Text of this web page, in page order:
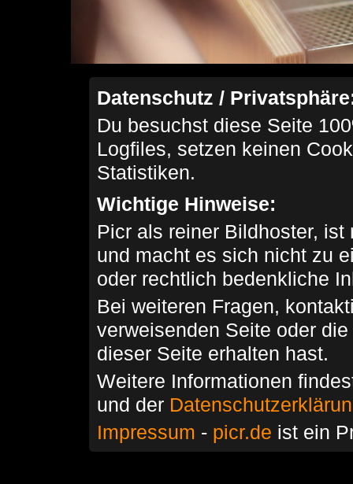
Datenschutz /
Du besuchst diese Seite
Logfiles, setzen keinen
Statistiken.
Wichtige Hinweise:
Picr als reiner Bildhoster,
und macht es sich nicht zu
oder rechtlich bedenkliche
Bei weiteren Fragen,
verweisenden Seite oder
dieser Seite erhalten hast.
Weitere Informationen
und der
Impressum - picr.de ist ein